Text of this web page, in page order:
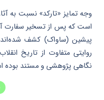
وجه تمایز «تارکد» نسبت به
است که پس از تسخیر سفارت
پیشین (ساواک) کشف شده‌اند.
روایتی متفاوت از تاریخ
نگاهی پژوهشی و مستند بوده